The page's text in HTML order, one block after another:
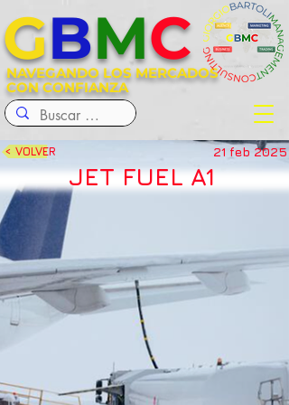
NAVEGANDO LOS MERCADOS
CON CONFIANZA
GBMC
< VOLVER 21 feb 2025
JET FUEL A1